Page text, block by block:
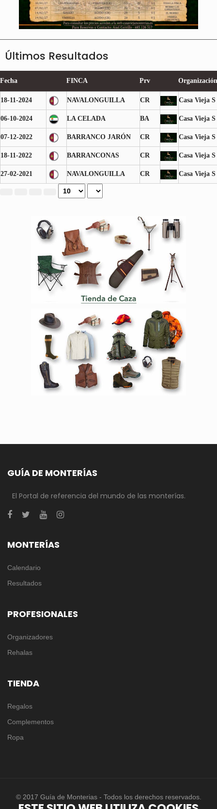
Últimos Resultados
Fecha FINCA Prv Organización
18-11-2024 NAVALONGUILLA CR Casa Vieja
06-10-2024 LA CELADA BA Casa Vieja
07-12-2022 BARRANCO JARÓN CR Casa Vieja
18-11-2022 BARRANCONAS CR Casa Vieja
27-02-2021 NAVALONGUILLA CR Casa Vieja
GUÍA DE MONTERÍAS
El Portal de referencia del mundo de las monterías.
MONTERÍAS
Calendario
Resultados
PROFESIONALES
Organizadores
Rehalas
TIENDA
Regalos
Complementos
Ropa
© 2017 Guía de Monterias - Todos los derechos reservados.